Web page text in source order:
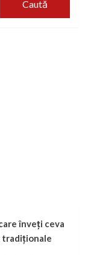
Caută
înveți ceva
tradiționale